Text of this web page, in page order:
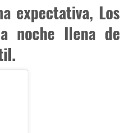
expectativa, Los
noche llena de